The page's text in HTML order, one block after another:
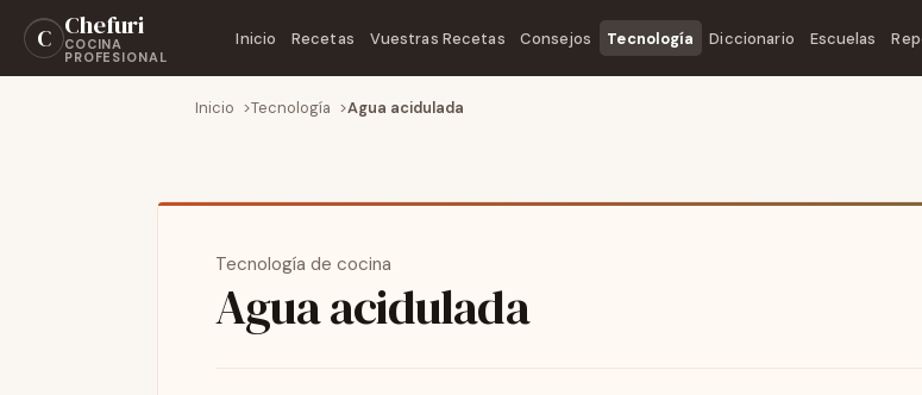
C Chefuri
COCINA
PROFESIONAL
Inicio Recetas Vuestras Recetas Consejos Tecnología Diccionario Escuelas
Inicio Tecnología Agua acidulada
Tecnología de cocina
Agua acidulada